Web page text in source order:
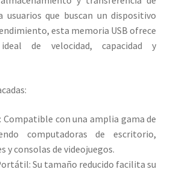
usuarios que buscan un dispositivo
esta memoria USB ofrece
de velocidad, capacidad y
Compatible con una amplia gama de
computadoras de escritorio,
consolas de videojuegos.
Su tamaño reducido facilita su